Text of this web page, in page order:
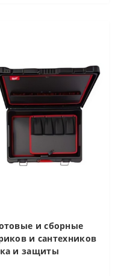
и сборные
и сантехников
и защиты